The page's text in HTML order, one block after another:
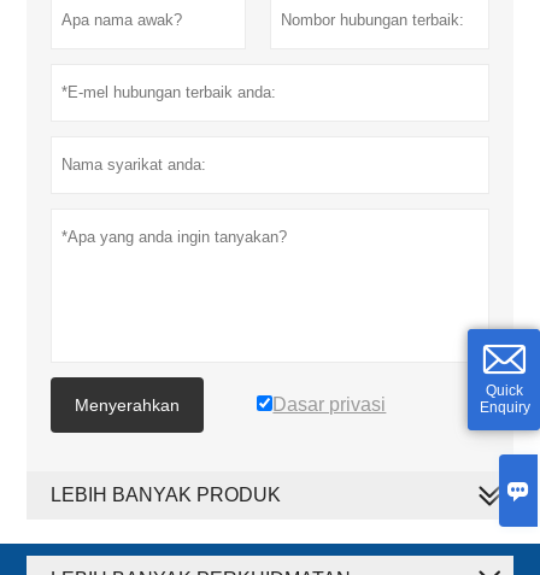

Quick
Enquiry
Menyerahkan Dasar privasi
LEBIH BANYAK PRODUK